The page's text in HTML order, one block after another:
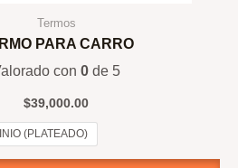
Termos
PARA CARRO
con0 de 5
$39,000.00
(PLATEADO)